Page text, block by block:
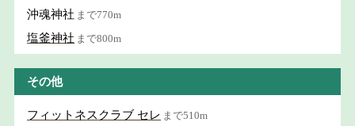
沖魂神社 まで770m
塩釜神社 まで800m
その他
フィットネスクラブ セレ まで510m